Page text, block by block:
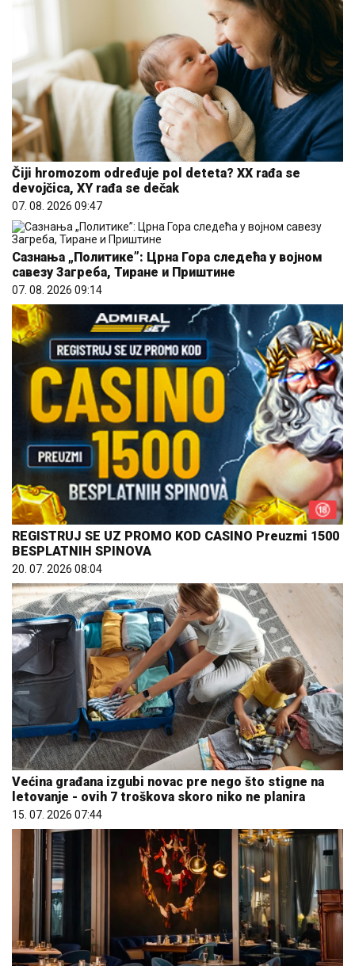
Čiji hromozom određuje pol deteta? XX rađa se
devojčica, XY rađa se dečak
07. 08. 2026 09:47
Сазнања „Политике”: Црна Гора следећа у војном
савезу Загреба, Тиране и Приштине
07. 08. 2026 09:14
REGISTRUJ SE UZ PROMO KOD CASINO Preuzmi 1500
BESPLATNIH SPINOVA
20. 07. 2026 08:04
Većina građana izgubi novac pre nego što stigne na
letovanje - ovih 7 troškova skoro niko ne planira
15. 07. 2026 07:44